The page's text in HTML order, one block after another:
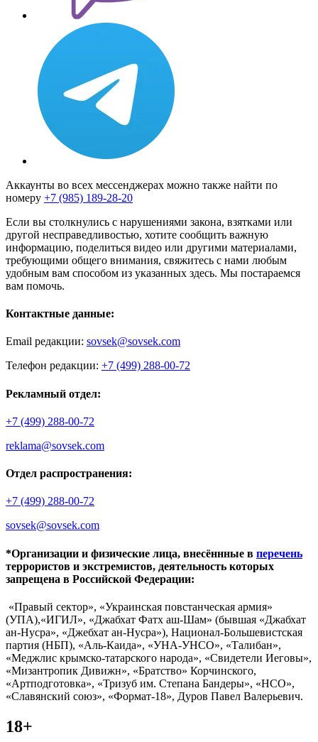
Аккаунты во всех мессенджерах можно также найти по
номеру +7 (985) 189-28-20
Если вы столкнулись с нарушениями закона, взятками или
другой несправедливостью, хотите сообщить важную
информацию, поделиться видео или другими материалами,
требующими общего внимания, свяжитесь с нами любым
удобным вам способом из указанных здесь. Мы постараемся
вам помочь.
Контактные данные:
Email редакции: sovsek@sovsek.com
Телефон редакции: +7 (499) 288-00-72
Рекламный отдел:
+7 (499) 288-00-72
reklama@sovsek.com
Отдел распространения:
+7 (499) 288-00-72
sovsek@sovsek.com
*Организации и физические лица, внесённные в перечень
террористов и экстремистов, деятельность которых
запрещена в Российской Федерации:
«Правый сектор», «Украинская повстанческая армия»
(УПА),«ИГИЛ», «Джабхат Фатх аш-Шам» (бывшая «Джабхат
ан-Нусра», «Джебхат ан-Нусра»), Национал-Большевистская
партия (НБП), «Аль-Каида», «УНА-УНСО», «Талибан»,
«Меджлис крымско-татарского народа», «Свидетели Иеговы»,
«Мизантропик Дивижн», «Братство» Корчинского,
«Артподготовка», «Тризуб им. Степана Бандеры», «НСО»,
«Славянский союз», «Формат-18», Дуров Павел Валерьевич.
18+